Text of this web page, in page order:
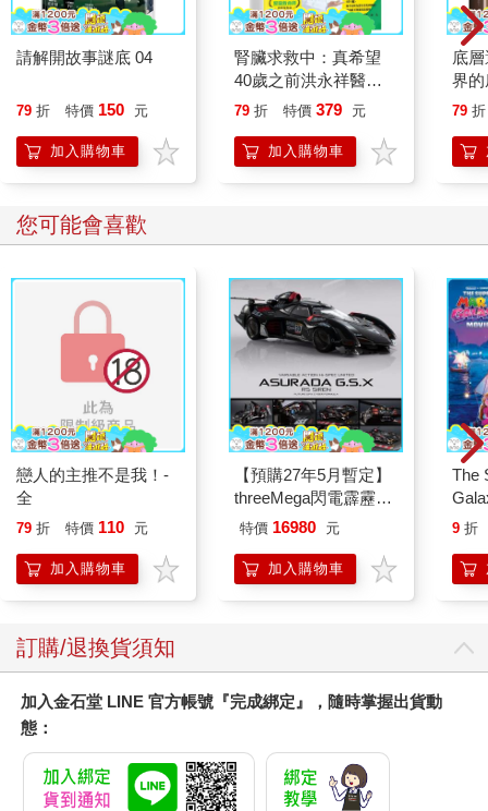
請解開故事謎底 04
79 折 特價 150 元
加入購物車
腎臟求救中：真希望
40歲之前洪永祥醫師
就告訴我這些事
79 折 特價 379 元
加入購物車
底
界
79 折
您可能會喜歡
戀人的主推不是我！-
全
79 折 特價 110 元
加入購物車
【預購27年5月暫定】
threeMega閃電霹靂車
VA Hi-SPEC UNITED
SIREN 黑色限定
特價 16980 元
加入購物車
The
9 折
訂購/退換貨須知
加入金石堂 LINE 官方帳號『完成綁定』，隨時掌握出貨動
態：